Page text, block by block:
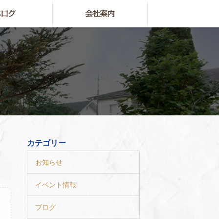
カテゴリー
お知らせ
イベント情報
ブログ